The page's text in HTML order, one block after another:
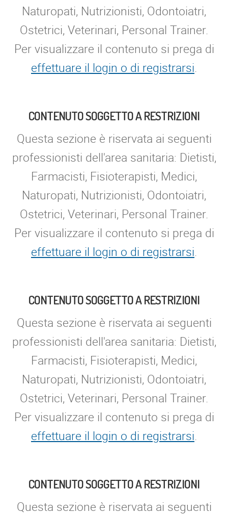
Naturopati, Nutrizionisti, Odontoiatri,
Ostetrici, Veterinari, Personal Trainer.
Per visualizzare il contenuto si prega di
effettuare il login o di registrarsi.
CONTENUTO SOGGETTO A RESTRIZIONI
Questa sezione è riservata ai seguenti
professionisti dell'area sanitaria: Dietisti,
Farmacisti, Fisioterapisti, Medici,
Naturopati, Nutrizionisti, Odontoiatri,
Ostetrici, Veterinari, Personal Trainer.
Per visualizzare il contenuto si prega di
effettuare il login o di registrarsi.
CONTENUTO SOGGETTO A RESTRIZIONI
Questa sezione è riservata ai seguenti
professionisti dell'area sanitaria: Dietisti,
Farmacisti, Fisioterapisti, Medici,
Naturopati, Nutrizionisti, Odontoiatri,
Ostetrici, Veterinari, Personal Trainer.
Per visualizzare il contenuto si prega di
effettuare il login o di registrarsi.
CONTENUTO SOGGETTO A RESTRIZIONI
Questa sezione è riservata ai seguenti